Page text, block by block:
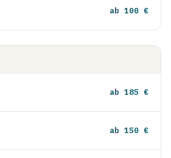
ab 100 €
ab 185 €
ab 150 €